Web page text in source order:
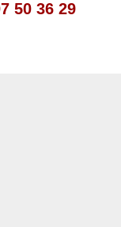
50 36 29